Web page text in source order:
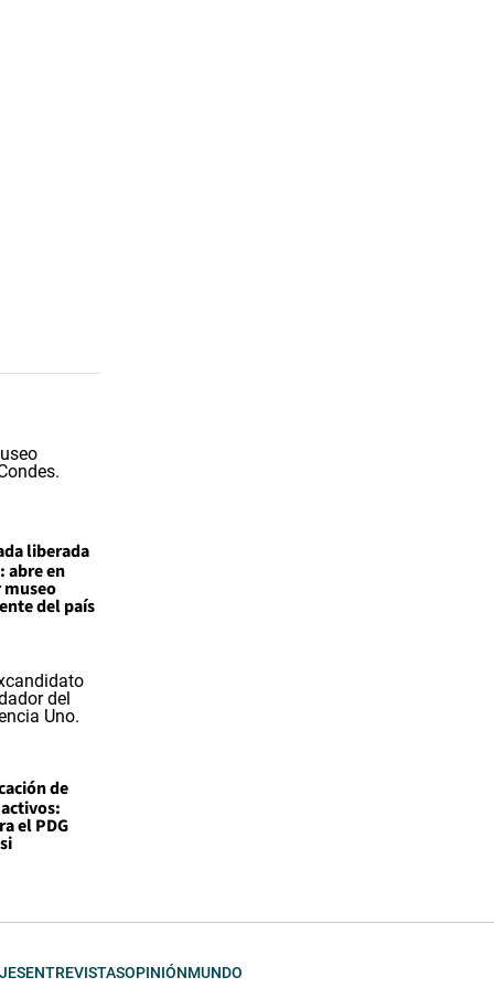
liberada
abre en
del país
de
el PDG
ENTREVISTASOPINIÓNMUNDO